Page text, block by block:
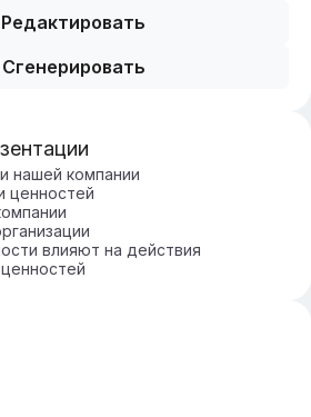
Редактировать
Сгенерировать
нашей компании
ценностей
влияют на действия